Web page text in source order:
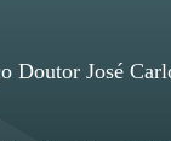
Doutor José